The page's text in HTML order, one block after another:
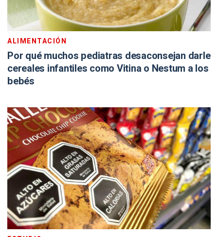
ALIMENTACIÓN
Por qué muchos pediatras desaconsejan darle
cereales infantiles como Vitina o Nestum a los
bebés